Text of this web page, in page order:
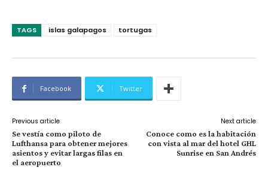
TAGS islas galapagos tortugas
Facebook Twitter
Previous article
Se vestía como piloto de
Lufthansa para obtener mejores
asientos y evitar largas filas en
el aeropuerto
Next article
Conoce como es la habitación
con vista al mar del hotel GHL
Sunrise en San Andrés